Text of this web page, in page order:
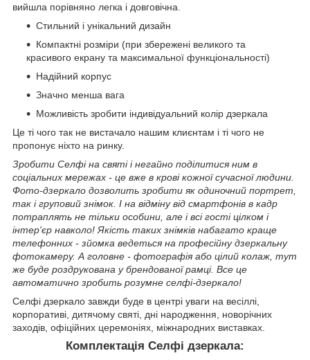
вийшла порівняно легка і довговічна.
Стильний і унікальний дизайн
Компактні розміри (при збережені великого та
красивого екрану та максимальної функціональності)
Надійний корпус
Значно менша вага
Можливість зробити індивідуальний колір дзеркала
Це ті чого так не вистачало нашим клиєнтам і ті чого не
пропонує ніхто на ринку.
Зробити Селфі на святі і негайно поділитися ним в
соціальних мережах - це вже в крові кожної сучасної людини.
Фото-дзеркало дозволить зробити як одиночний портрет,
так і груповий знімок. І на відміну від смартфонів в кадр
потраплять не тільки особини, але і всі гості цілком і
інтер'єр навколо! Якість таких знімків набагато краще
телефонних - зйомка ведеться на професійну дзеркальну
фотокамеру. А головне - фотографія або цілий колаж, тут
же буде роздрукована у брендованої рамці. Все це
автоматично зробить розумне селфі-дзеркало!
Селфі дзеркало завжди буде в центрі уваги на весіллі,
корпоративі, дитячому святі, дні народження, новорічних
заходів, офіційних церемоніях, міжнародних виставках.
Комплектація Селфі дзеркала: